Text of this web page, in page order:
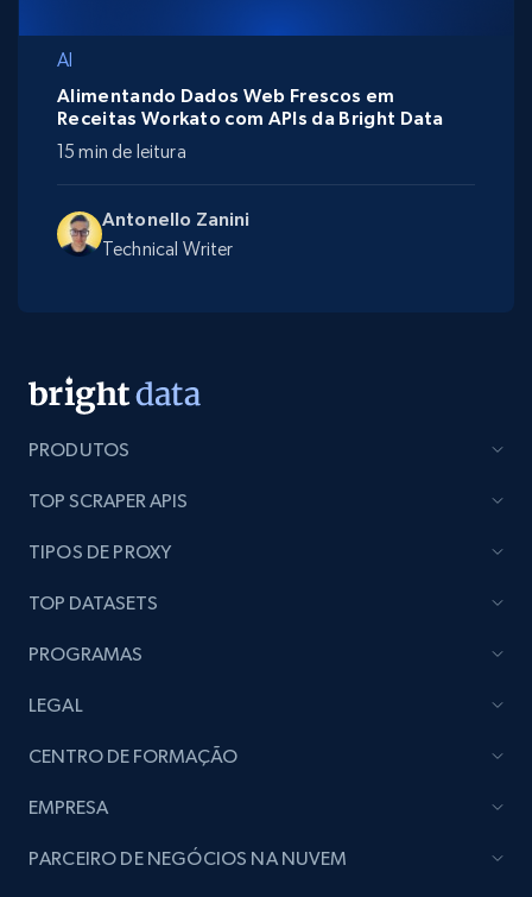
AI
Antonello Zanini
Technical Writer
Alimentando Dados Web Frescos em
Receitas Workato com APIs da Bright Data
15 min de leitura
PRODUTOS
TOP SCRAPER APIS
TIPOS DE PROXY
TOP DATASETS
PROGRAMAS
LEGAL
CENTRO DE FORMAÇÃO
EMPRESA
PARCEIRO DE NEGÓCIOS NA NUVEM